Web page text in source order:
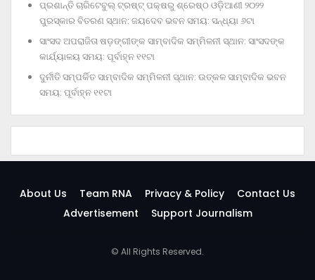
ପ୍ରଶାନ୍ତି ଚାରିଟେବୁଲ୍‌ ଟ୍ରଷ୍ଟ୍‌ ପକ୍ଷରୁ ଶ୍ରେଷ୍ଠ ଓଡ଼ିଆଣୀ ୨୦୨୨
ପୁରସ୍କାର ବିତରଣ ସ୍ଥାନ: ଜୟଦେବ ଭବନ ସମୟ: ସନ୍ଧ୍ୟା ୬ଟା
ସାଂସଦ ଅପରାଜିତା ଷଡ଼ଙ୍ଗୀଙ୍କ ସାମ୍ବାଦିକ ସମ୍ମିଳନୀ ସ୍ଥାନ: ସାଂସଦଙ୍କ
କାର୍ଯ୍ୟାଳୟ ସମୟ: ପୂର୍ବାହ୍ନ ୧୧ଟା
ଦୁର୍ନୀତି ସମ୍ପର୍କିତ ସାମ୍ବାଦିକ ସମ୍ମିଳନୀ ସ୍ଥାନ: ଉତ୍କଳ ସାମ୍ବାଦିକ ଭବନ
ସମୟ: ପୂର୍ବାହ୍ନ ୧୧ଟା
About Us Team RNA Privacy & Policy
Contact Us
Advertisement
Support Journalism
© All Rights Reserved.